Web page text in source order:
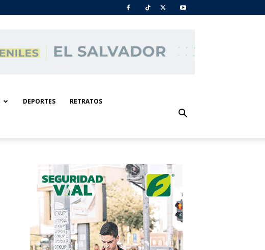
DEPORTES RETRATOS